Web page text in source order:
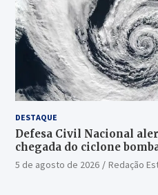
DESTAQUE
Defesa Civil Nacional
chegada do ciclone
5 de agosto de 2026 Redação